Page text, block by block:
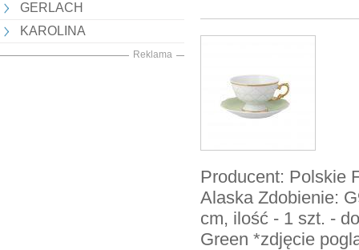
GERLACH
KAROLINA
Reklama
Producent: Polskie
Alaska Zdobienie:
cm, ilość - 1 szt. -
Green *zdjęcie